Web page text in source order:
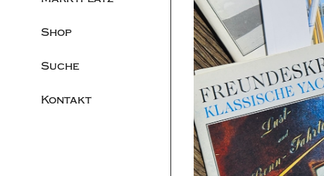
Shop
Suche
Kontakt